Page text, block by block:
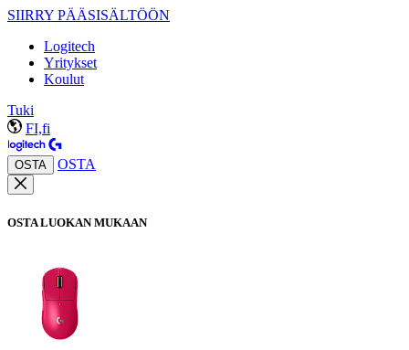
SIIRRY PÄÄSISÄLTÖÖN
Logitech
Yritykset
Koulut
Tuki
FI,fi
OSTA OSTA
OSTA LUOKAN MUKAAN